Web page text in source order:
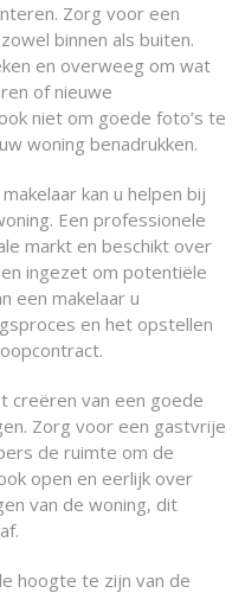
Zorg voor een
binnen als buiten.
en overweeg om wat
of nieuwe
niet om goede foto’s te
woning benadrukken.
kan u helpen bij
Een professionele
markt en beschikt over
ingezet om potentiële
een makelaar u
en het opstellen
creëren van een goede
Zorg voor een gastvrije
de ruimte om de
open en eerlijk over
van de woning, dit
hoogte te zijn van de